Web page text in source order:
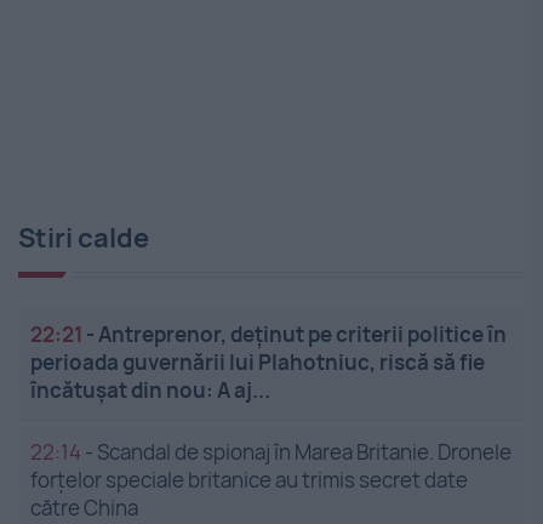
Stiri calde
22:21 -Antreprenor, deţinut pe criterii politice în
perioada guvernării lui Plahotniuc, riscă să fie
încătuşat din nou: A aj...
22:14 - Scandal de spionaj în Marea Britanie. Dronele
forțelor speciale britanice au trimis secret date
către China